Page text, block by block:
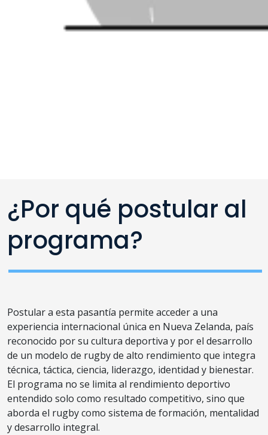
Postular a esta pasantía permite acceder a una
experiencia internacional única en Nueva Zelanda, país
reconocido por su cultura deportiva y por el desarrollo
de un modelo de rugby de alto rendimiento que integra
técnica, táctica, ciencia, liderazgo, identidad y bienestar.
El programa no se limita al rendimiento deportivo
entendido solo como resultado competitivo, sino que
aborda el rugby como sistema de formación, mentalidad
y desarrollo integral.
¿Por qué postular al
programa?